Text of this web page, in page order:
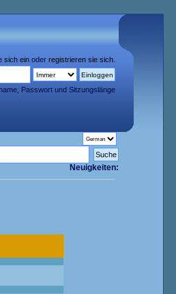
sich einoder registrieren sie sich.
Passwort und Sitzungslänge
Neuigkeiten: